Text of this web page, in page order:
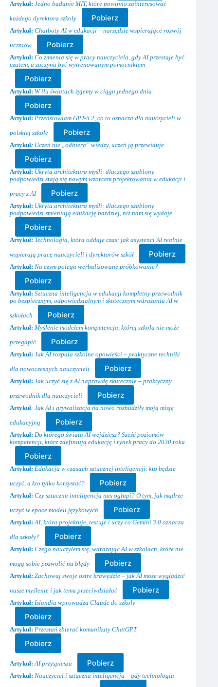
Artykuł: Jedno badanie MIT, które powinno zainteresować
każdego dyrektora szkoły Pobierz
Artykuł: Chatboty AI w edukacji – narzędzie wspierające rozwój
uczniów Pobierz
Artykuł: Co zmienia się w pracy nauczyciela, gdy AI przestaje być
czatem, a zaczyna być wytrenowanym pomocnikiem
Pobierz
Artykuł: W ilu światach żyjemy w ciągu jednego dnia
Pobierz
Artykuł: Przedstawiam GPT-5.2, co to oznacza dla nauczycieli w
polskiej szkole Pobierz
Artykuł: Uczeń nie „odbiera” wiedzy, uczeń ją przewiduje
Pobierz
Artykuł: Ukryta architektura myśli: dlaczego szablony
podpowiedzi stają się nowym wzorcem projektowania w edukacji i
pracy z AI Pobierz
Artykuł: Ukryta architektura myśli: dlaczego szablony
podpowiedzi zmieniają edukację bardziej, niż nam się wydaje
Pobierz
Artykuł: Technologia, która oddaje czas: jak asystenci AI realnie
wspierają pracę nauczycieli i dyrektorów szkół Pobierz
Artykuł: Na czym polega werbalizowane próbkowanie?
Pobierz
Artykuł: Sztuczna inteligencja w edukacji kompletny przewodnik
po bezpiecznym, odpowiedzialnym i skutecznym wdrażaniu AI w
szkołach Pobierz
Artykuł: Myślenie modelem kompetencja, której szkoła nie może
przegapić Pobierz
Artykuł: Jak AI rozpala szkolne opowieści – praktyczne techniki
dla nowoczesnych nauczycieli Pobierz
Artykuł: Jak uczyć się z AI naprawdę skutecznie – praktyczny
przewodnik dla nauczycieli Pobierz
Artykuł: Jak AI i grywalizacja na nowo rozbudziły moją misję
edukacyjną Pobierz
Artykuł: Do którego świata AI wejdziesz? Sześć poziomów
kompetencji, które zdefiniują edukację i rynek pracy do 2030 roku
Pobierz
Artykuł: Edukacja w czasach sztucznej inteligencji: kto będzie
uczyć, a kto tylko korzystać? Pobierz
Artykuł: Czy sztuczna inteligencja nas ogłupi? O tym, jak mądrze
uczyć w epoce modeli językowych Pobierz
Artykuł: AI, która projektuje, testuje i uczy co Gemini 3.0 oznacza
dla szkoły? Pobierz
Artykuł: Czego nauczyłem się, wdrażając AI w szkołach, które nie
mogą sobie pozwolić na błędy Pobierz
Artykuł: Zachowaj swoje ostre krawędzie – jak AI może wygładzić
nasze myślenie i jak temu przeciwdziałać Pobierz
Artykuł: Islandia wprowadza Claude do szkoły
Pobierz
Artykuł: Przestań zbierać komunikaty ChatGPT
Pobierz
Artykuł: AI przyspiesza Pobierz
Artykuł: Nauczyciel i sztuczna inteligencja – gdy technologia